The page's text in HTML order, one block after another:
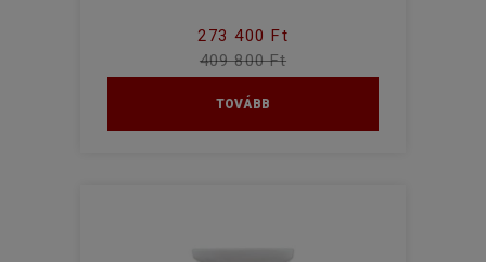
273 400 Ft
409 800 Ft
TOVÁBB